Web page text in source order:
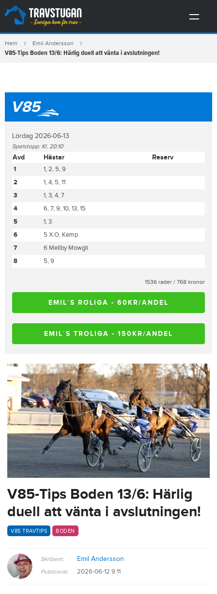
Hem Emil Andersson
V85-Tips Boden 13/6: Härlig duell att vänta i avslutningen!
V85
Lördag 2026-06-13
Spelstopp: Kl. 20:10
Avd Hästar Reserv
1
1, 2, 5, 9
2
1, 4, 5, 11
3
1, 3, 4, 7
4
6, 7, 9, 10, 13, 15
5
1, 3
6
5 X.O. Kemp
7
6 Mellby Mowgli
8
5, 9
1536 rader / 768 kronor
EMIL´S ROLIGA - 60KR/ANDEL
EMIL´S TROLIGA - 150KR/ANDEL
V85-Tips Boden 13/6: Härlig
duell att vänta i avslutningen!
V85 TRAVTIPS BODEN
Skribent: Emil Andersson
Publicerat: 2026-06-12 9:11